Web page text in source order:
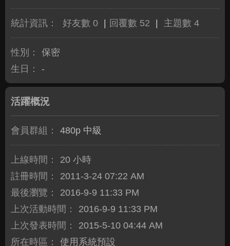
統計資訊： 好友數 0 回覆數 52 主題數 4
性別：
保密
生日：
-
活躍概況
會員群組： 480p 中級
上線時間：
20 小時
註冊時間：
2011-3-24 07:22 AM
最後瀏覽：
2016-9-9 11:33 PM
上次活動時間：
2016-9-9 11:33 PM
上次發表時間：
2015-5-10 04:44 AM
所在時區：
使用系統預設